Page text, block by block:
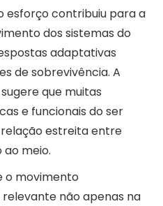
esforço contribuiu para a
dos sistemas do
adaptativas
de sobrevivência. A
que muitas
e funcionais do ser
estreita entre
meio.
o movimento
não apenas na